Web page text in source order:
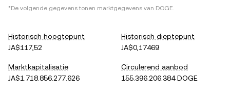
*De volgende gegevens tonen marktgegevens van DOGE.
Historisch hoogtepunt
JA$117,52
Historisch dieptepunt
JA$0,17469
Marktkapitalisatie
JA$1.718.856.277.626
Circulerend aanbod
155.396.206.384 DOGE